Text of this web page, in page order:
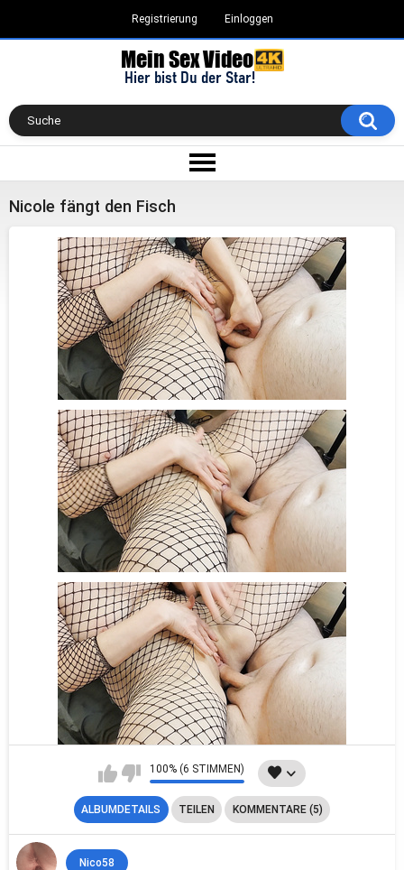
Registrierung Einloggen
Nicole fängt den Fisch
100% (6 STIMMEN)
ALBUMDETAILS TEILEN KOMMENTARE (5)
Nico58